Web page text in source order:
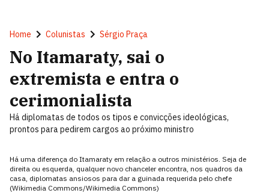
Home Colunistas Sérgio Praça
No Itamaraty, sai o
extremista e entra o
cerimonialista
Há diplomatas de todos os tipos e convicções ideológicas,
prontos para pedirem cargos ao próximo ministro
Há uma diferença do Itamaraty em relação a outros ministérios. Seja de
direita ou esquerda, qualquer novo chanceler encontra, nos quadros da
casa, diplomatas ansiosos para dar a guinada requerida pelo chefe
(Wikimedia Commons/Wikimedia Commons)